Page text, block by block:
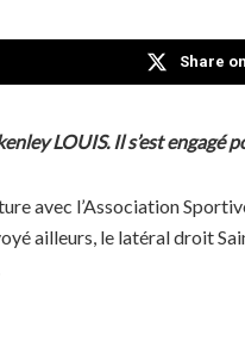
Share
LOUIS. Il s’est engagé
avec l’Association
ailleurs, le latéral droit